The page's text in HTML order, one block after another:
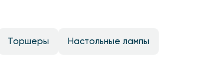
Торшеры Настольные лампы